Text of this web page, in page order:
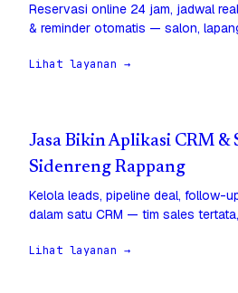
Reservasi online 24 jam, jadwal
& reminder otomatis — salon,
Lihat layanan →
Jasa Bikin Aplikasi CRM &
Sidenreng Rappang
Kelola leads, pipeline deal, follow-
dalam satu CRM — tim sales
Lihat layanan →